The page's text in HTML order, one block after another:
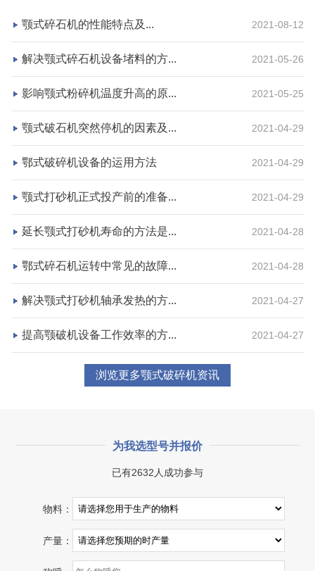
湖北省宜昌市砂石集并日产一万吨砂石料生产线
项目坐标
项目业主
砂石集并中心
咨询该项目执行经理
颚式碎石机的性能特点及... 2021-08-12
解决颚式碎石机设备堵料的方... 2021-05-26
影响颚式粉碎机温度升高的原... 2021-05-25
颚式破石机突然停机的因素及... 2021-04-29
鄂式破碎机设备的运用方法 2021-04-29
颚式打砂机正式投产前的准备... 2021-04-29
延长颚式打砂机寿命的方法是... 2021-04-28
鄂式碎石机运转中常见的故障... 2021-04-28
解决颚式打砂机轴承发热的方... 2021-04-27
提高颚破机设备工作效率的方... 2021-04-27
浏览更多颚式破碎机资讯
为我选型号并报价
已有2632人成功参与
物料：
产量：